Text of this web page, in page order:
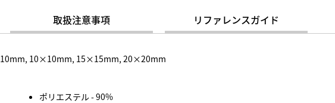
取扱注意事項 リファレンスガイド
10mm, 10×10mm, 15×15mm, 20×20mm
ポリエステル - 90%